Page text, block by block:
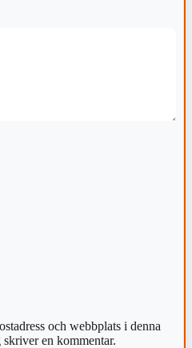
och webbplats i denna
en kommentar.